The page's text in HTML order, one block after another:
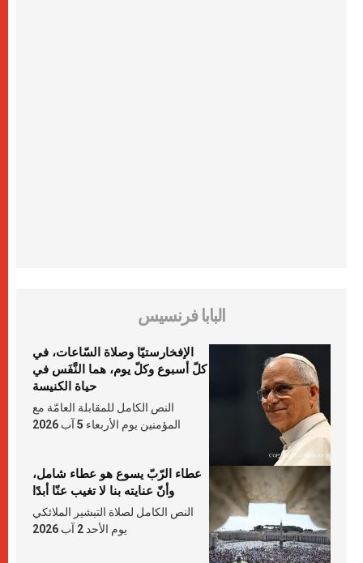
البابا فرنسيس
الإفخارستيّا وصلاة السّاعات، في
كلّ أسبوع وكلّ يوم، هما النَّفَس في
حياة الكنيسة
النص الكامل للمقابلة العامّة مع
المؤمنين يوم الأربعاء 5 آب 2026
عطاء الرّبّ يسوع هو عطاء شامل،
وأنّ عنايته بنا لا تغيب عنّا أبدًا
النص الكامل لصلاة التبشير الملائكي
يوم الأحد 2 آب 2026